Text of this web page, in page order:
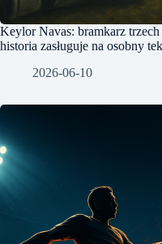
Keylor Navas: bramkarz
historia zasługuje na osobny
2026-06-10